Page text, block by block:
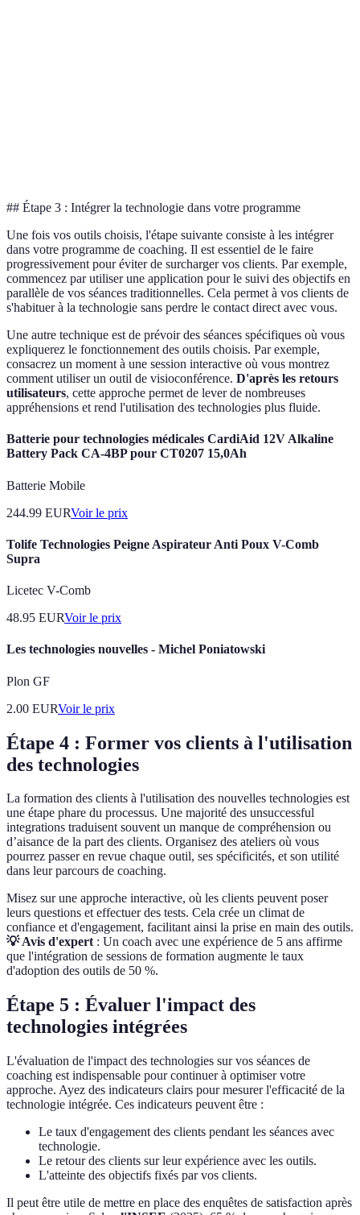
## Étape 3 : Intégrer la technologie dans votre programme
Une fois vos outils choisis, l'étape suivante consiste à les intégrer
dans votre programme de coaching. Il est essentiel de le faire
progressivement pour éviter de surcharger vos clients. Par exemple,
commencez par utiliser une application pour le suivi des objectifs en
parallèle de vos séances traditionnelles. Cela permet à vos clients de
s'habituer à la technologie sans perdre le contact direct avec vous.
Une autre technique est de prévoir des séances spécifiques où vous
expliquerez le fonctionnement des outils choisis. Par exemple,
consacrez un moment à une session interactive où vous montrez
comment utiliser un outil de visioconférence. D'après les retours
utilisateurs, cette approche permet de lever de nombreuses
appréhensions et rend l'utilisation des technologies plus fluide.
Batterie pour technologies médicales CardiAid 12V Alkaline
Battery Pack CA-4BP pour CT0207 15,0Ah
Batterie Mobile
244.99 EURVoir le prix
Tolife Technologies Peigne Aspirateur Anti Poux V-Comb
Supra
Licetec V-Comb
48.95 EURVoir le prix
Les technologies nouvelles - Michel Poniatowski
Plon GF
2.00 EURVoir le prix
Étape 4 : Former vos clients à l'utilisation
des technologies
La formation des clients à l'utilisation des nouvelles technologies est
une étape phare du processus. Une majorité des unsuccessful
integrations traduisent souvent un manque de compréhension ou
d’aisance de la part des clients. Organisez des ateliers où vous
pourrez passer en revue chaque outil, ses spécificités, et son utilité
dans leur parcours de coaching.
Misez sur une approche interactive, où les clients peuvent poser
leurs questions et effectuer des tests. Cela crée un climat de
confiance et d'engagement, facilitant ainsi la prise en main des outils.
💡 Avis d'expert: Un coach avec une expérience de 5 ans affirme
que l'intégration de sessions de formation augmente le taux
d'adoption des outils de 50 %.
Étape 5 : Évaluer l'impact des
technologies intégrées
L'évaluation de l'impact des technologies sur vos séances de
coaching est indispensable pour continuer à optimiser votre
approche. Ayez des indicateurs clairs pour mesurer l'efficacité de la
technologie intégrée. Ces indicateurs peuvent être :
Le taux d'engagement des clients pendant les séances avec
technologie.
Le retour des clients sur leur expérience avec les outils.
L'atteinte des objectifs fixés par vos clients.
Il peut être utile de mettre en place des enquêtes de satisfaction après